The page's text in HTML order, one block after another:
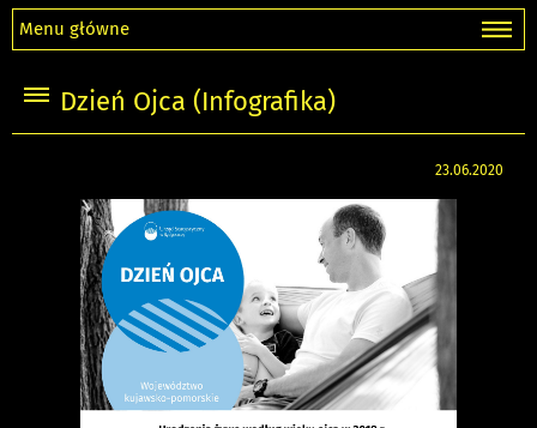
Menu główne
Dzień Ojca (Infografika)
23.06.2020